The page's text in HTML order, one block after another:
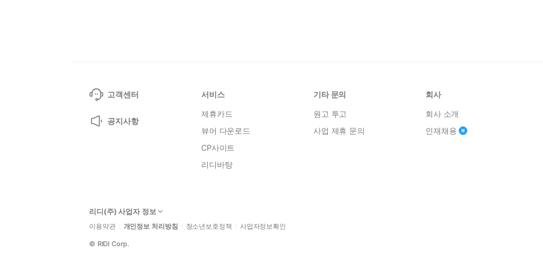
고객센터
공지사항
서비스
제휴카드
뷰어 다운로드
CP사이트
리디바탕
기타 문의
원고 투고
사업 제휴 문의
회사
회사 소개
인재채용
리디(주) 사업자 정보
이용약관 개인정보 처리방침 청소년보호정책 사업자정보확인
© RIDI Corp.